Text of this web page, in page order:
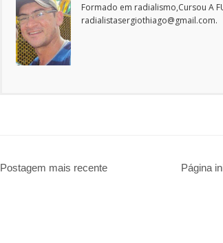
Formado em radialismo,Cursou A
radialistasergiothiago@gmail.com.
Postagem mais recente Página